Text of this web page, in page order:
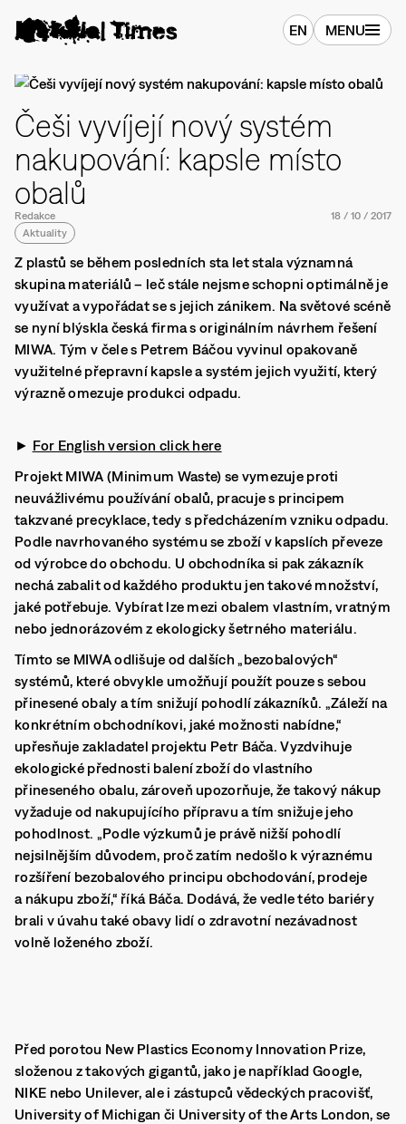
EN MENU
Češi vyvíjejí nový systém
nakupování: kapsle místo
obalů
Redakce 18 / 10 / 2017
Aktuality
Z plastů se během posledních sta let stala významná
skupina materiálů – leč stále nejsme schopni optimálně je
využívat a vypořádat se s jejich zánikem. Na světové scéně
se nyní blýskla česká firma s originálním návrhem řešení
MIWA. Tým v čele s Petrem Báčou vyvinul opakovaně
využitelné přepravní kapsle a systém jejich využití, který
výrazně omezuje produkci odpadu.
► For English version click here
Projekt MIWA (Minimum Waste) se vymezuje proti
neuvážlivému používání obalů, pracuje s principem
takzvané precyklace, tedy s předcházením vzniku odpadu.
Podle navrhovaného systému se zboží v kapslích převeze
od výrobce do obchodu. U obchodníka si pak zákazník
nechá zabalit od každého produktu jen takové množství,
jaké potřebuje. Vybírat lze mezi obalem vlastním, vratným
nebo jednorázovém z ekologicky šetrného materiálu.
Tímto se MIWA odlišuje od dalších „bezobalových“
systémů, které obvykle umožňují použít pouze s sebou
přinesené obaly a tím snižují pohodlí zákazníků. „Záleží na
konkrétním obchodníkovi, jaké možnosti nabídne,“
upřesňuje zakladatel projektu Petr Báča. Vyzdvihuje
ekologické přednosti balení zboží do vlastního
přineseného obalu, zároveň upozorňuje, že takový nákup
vyžaduje od nakupujícího přípravu a tím snižuje jeho
pohodlnost. „Podle výzkumů je právě nižší pohodlí
nejsilnějším důvodem, proč zatím nedošlo k výraznému
rozšíření bezobalového principu obchodování, prodeje
a nákupu zboží,“ říká Báča. Dodává, že vedle této bariéry
brali v úvahu také obavy lidí o zdravotní nezávadnost
volně loženého zboží.
Před porotou New Plastics Economy Innovation Prize,
složenou z takových gigantů, jako je například Google,
NIKE nebo Unilever, ale i zástupců vědeckých pracovišť,
University of Michigan či University of the Arts London, se